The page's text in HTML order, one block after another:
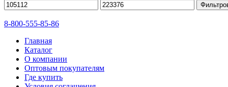
8-800-555-85-86
Главная
Каталог
О компании
Оптовым покупателям
Где купить